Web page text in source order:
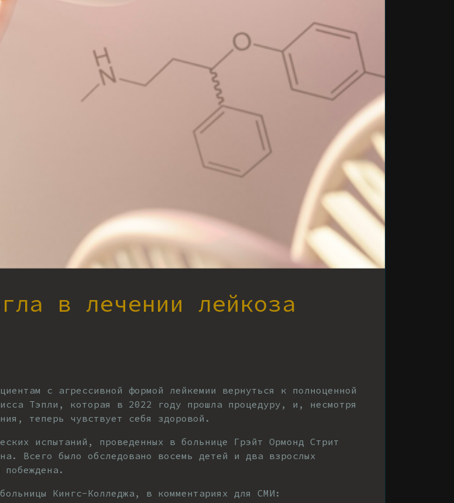
в лечении лейкоза
с агрессивной формой лейкемии вернуться к полноценной
Тэпли, которая в 2022 году прошла процедуру, и, несмотря
теперь чувствует себя здоровой.
испытаний, проведенных в больнице Грэйт Ормонд Стрит
Всего было обследовано восемь детей и два взрослых
Кингс-Колледжа, в комментариях для СМИ: